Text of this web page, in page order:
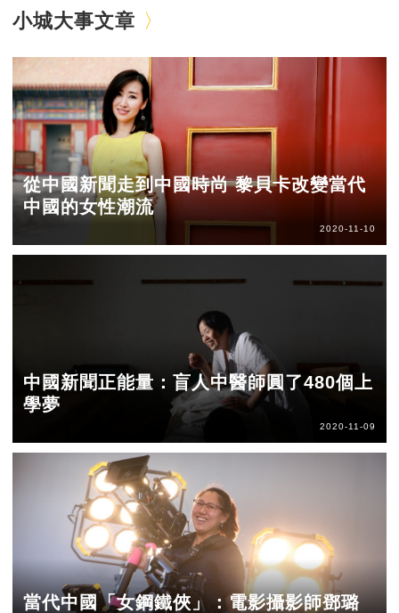
小城大事文章
從中國新聞走到中國時尚 黎貝卡改變當代
中國的女性潮流
2020-11-10
中國新聞正能量：盲人中醫師圓了480個上
學夢
2020-11-09
當代中國「女鋼鐵俠」：電影攝影師鄧璐